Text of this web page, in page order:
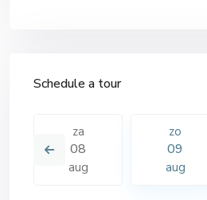
Schedule a tour
za
08
aug
zo
09
aug